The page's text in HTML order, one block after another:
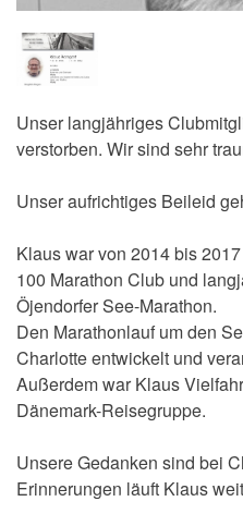
Unser langjähriges
verstorben. Wir sind sehr
Unser aufrichtiges Beileid
Klaus war von 2014 bis
100 Marathon Club und
Öjendorfer See-Marathon.
Den Marathonlauf um den
Charlotte entwickelt und
Außerdem war Klaus
Dänemark-Reisegruppe.
Unsere Gedanken sind bei
Erinnerungen läuft Klaus